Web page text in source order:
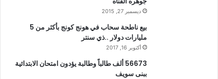
ديسمبر 27, 2015
بيع ناطحة سحاب في هونج كونج بأكثر من 5
مليارات دولار ..ذي سنتر
أكتوبر 16, 2017
56673 ألف طالباً وطالبة يؤدون امتحان الابتدائية
ببنى سويف